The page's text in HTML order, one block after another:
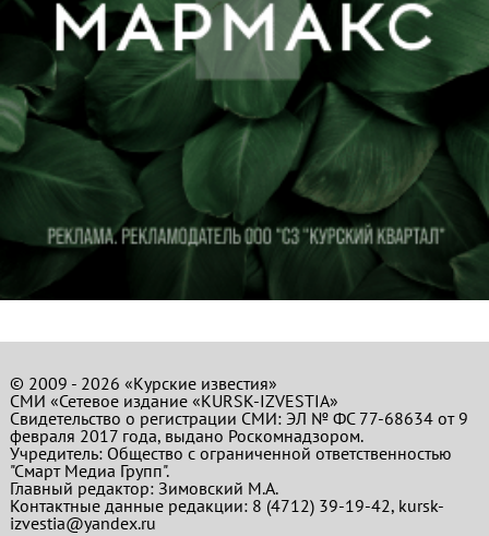
© 2009 - 2026 «Курские известия»
СМИ «Сетевое издание «KURSK-IZVESTIA»
Свидетельство о регистрации СМИ: ЭЛ № ФС 77-68634 от 9
февраля 2017 года, выдано Роскомнадзором.
Учредитель: Общество с ограниченной ответственностью
"Смарт Медиа Групп".
Главный редактор:Зимовский М.А.
Контактные данные редакции: 8 (4712) 39-19-42, kursk-
izvestia@yandex.ru